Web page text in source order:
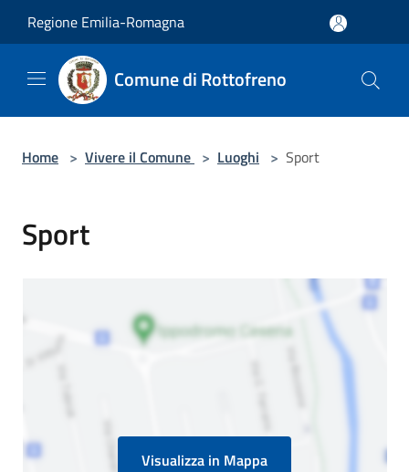
Regione Emilia-Romagna
Comune di Rottofreno
Home > Vivere il Comune > Luoghi > Sport
Sport
Visualizza in Mappa